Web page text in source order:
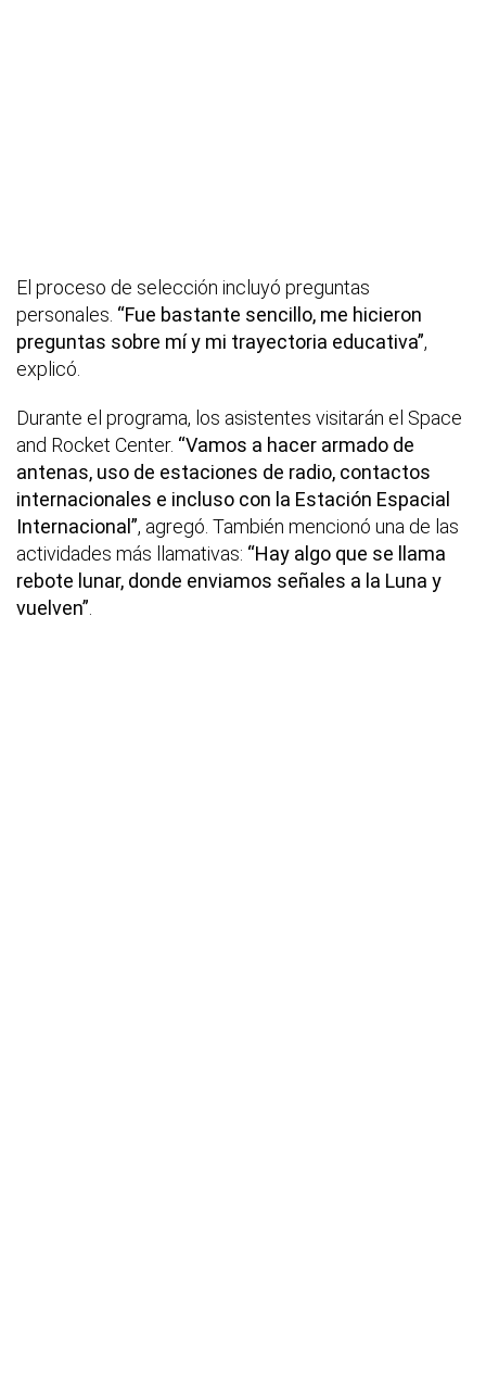
El proceso de selección incluyó preguntas
personales. “Fue bastante sencillo, me hicieron
preguntas sobre mí y mi trayectoria educativa”,
explicó.
Durante el programa, los asistentes visitarán el Space
and Rocket Center. “Vamos a hacer armado de
antenas, uso de estaciones de radio, contactos
internacionales e incluso con la Estación Espacial
Internacional”, agregó. También mencionó una de las
actividades más llamativas: “Hay algo que se llama
rebote lunar, donde enviamos señales a la Luna y
vuelven”.